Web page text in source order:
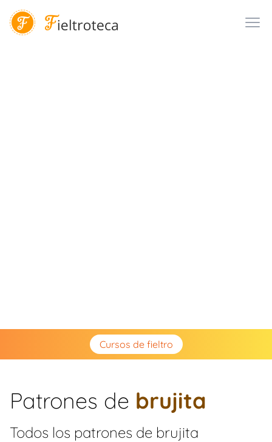
Cursos de fieltro
Patrones de brujita
Todos los patrones de brujita